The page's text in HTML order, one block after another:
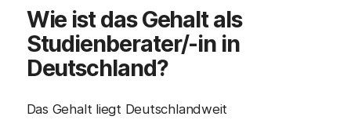
Wie ist das Gehalt als
Studienberater/-in in
Deutschland?
Das Gehalt liegt Deutschlandweit